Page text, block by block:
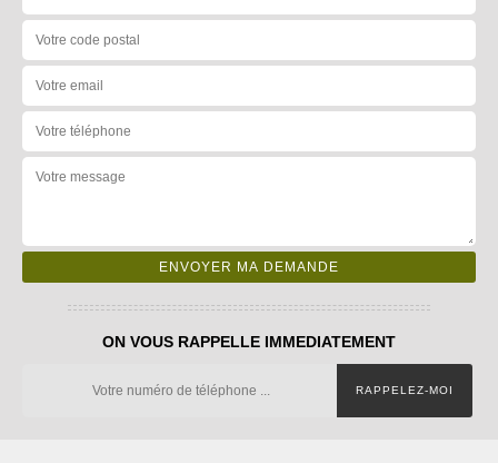
ON VOUS RAPPELLE IMMEDIATEMENT